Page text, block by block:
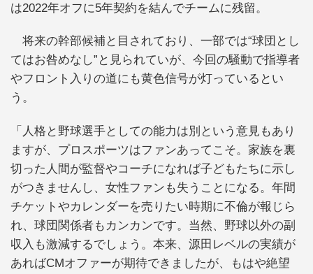
は2022年オフに5年契約を結んでチームに残留。
将来の幹部候補と目されており、一部では“球団とし
てはお咎めなし”と見られていが、今回の騒動で指導者
やフロント入りの道にも黄色信号が灯っているとい
う。
「人格と野球選手としての能力は別という意見もあり
ますが、プロスポーツはファンあってこそ。家族を裏
切った人間が監督やコーチになれば子どもたちに示し
がつきませんし、女性ファンも失うことになる。年間
チケットやカレンダーを売りたい時期に不倫が報じら
れ、球団関係者もカンカンです。当然、野球以外の副
収入も激減するでしょう。本来、源田レベルの実績が
あればCMオファーが期待できましたが、もはや絶望